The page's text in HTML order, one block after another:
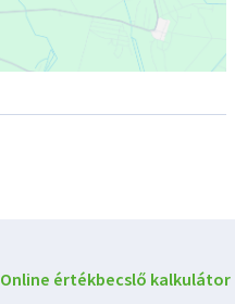
Online értékbecslő kalkulátor